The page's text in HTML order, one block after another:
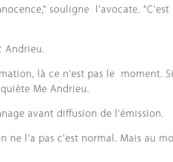
souligne l'avocate.
Andrieu.
là ce n'est pas le moment.
Me Andrieu.
avant diffusion de l'émission.
l'a pas c'est normal. Mais au